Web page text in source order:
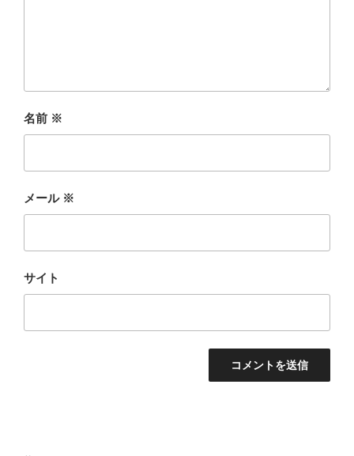
名前 ※
メール ※
サイト
投